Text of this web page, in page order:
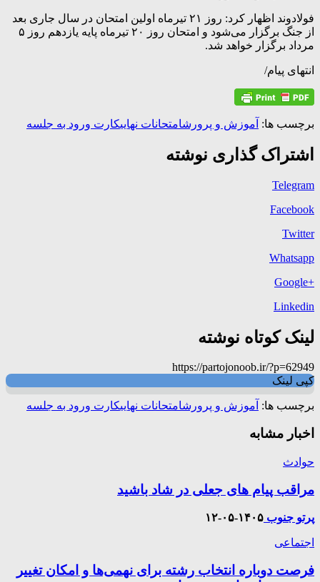
فولادوند اظهار کرد: روز ۲۱ تیرماه اولین امتحان در سال جاری بعد
از جنگ برگزار می‌شود و امتحان روز ۲۰ تیرماه پایه یازدهم روز ۵
مرداد برگزار خواهد شد.
انتهای پیام/
برچسب ها: آموزش و پرورشامتحانات نهاییکارت ورود به جلسه
اشتراک گذاری نوشته
Telegram
Facebook
Twitter
Whatsapp
+Google
Linkedin
لینک کوتاه نوشته
https://partojonoob.ir/?p=62949
کپی لینک
برچسب ها: آموزش و پرورشامتحانات نهاییکارت ورود به جلسه
اخبار مشابه
حوادث
مراقب پیام های جعلی در شاد باشید
پرتو جنوب ۱۴۰۵-۰۵-۱۲
اجتماعی
فرصت دوباره انتخاب رشته برای نهمی‌ها و امکان تغییر